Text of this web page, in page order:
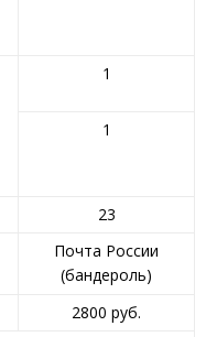
1
1
23
Почта России
(бандероль)
2800 руб.